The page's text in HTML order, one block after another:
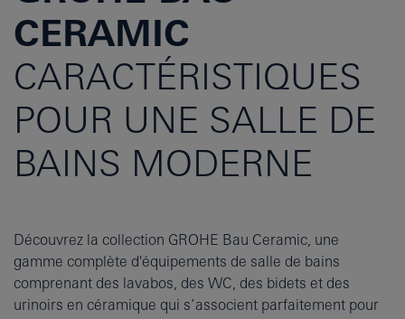
CERAMIC
CARACTÉRISTIQUES
POUR UNE SALLE DE
BAINS MODERNE
Découvrez la collection GROHE Bau Ceramic, une
gamme complète d'équipements de salle de bains
comprenant des lavabos, des WC, des bidets et des
urinoirs en céramique qui s’associent parfaitement pour